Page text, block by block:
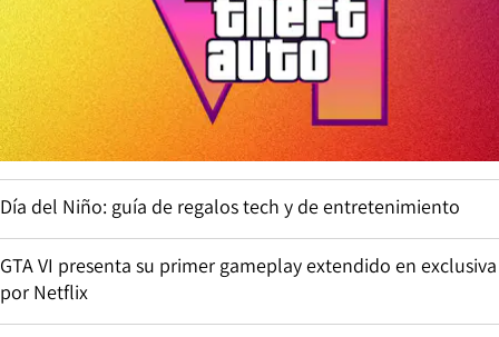
Día del Niño: guía de regalos tech y de entretenimiento
GTA VI presenta su primer gameplay extendido en exclusiva
por Netflix